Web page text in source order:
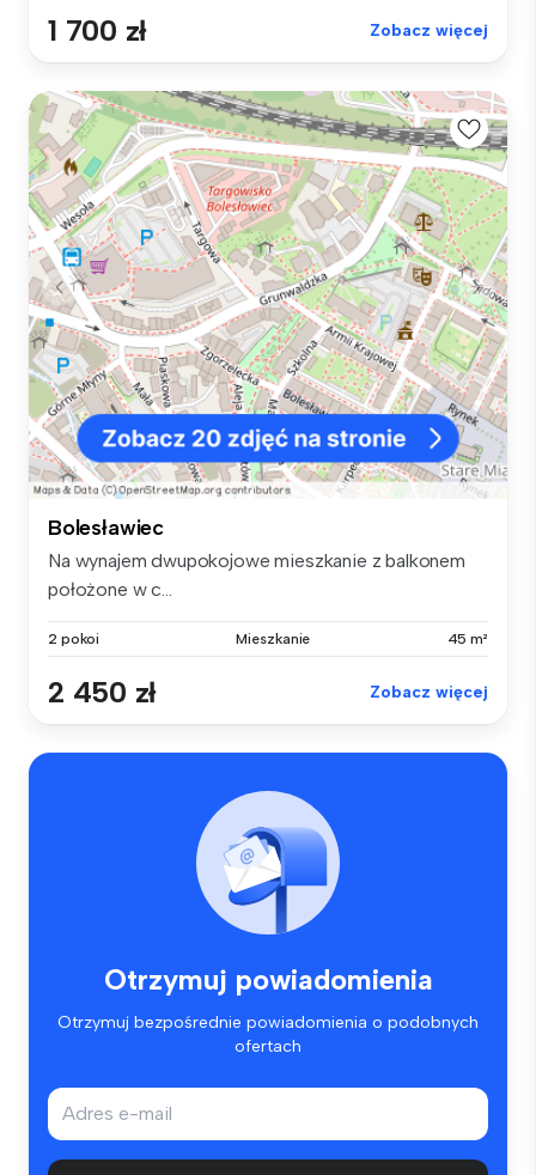
1 700 zł Zobacz więcej
Bolesławiec
Na wynajem dwupokojowe mieszkanie z balkonem
położone w c...
2 pokoi Mieszkanie 45 m²
2 450 zł Zobacz więcej
Otrzymuj powiadomienia
Otrzymuj bezpośrednie powiadomienia o podobnych
ofertach